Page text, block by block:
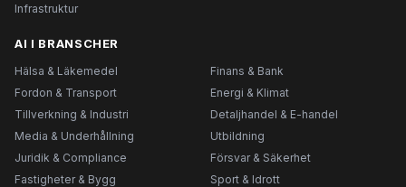
Infrastruktur
AI I BRANSCHER
Hälsa & Läkemedel
Finans & Bank
Fordon & Transport
Energi & Klimat
Tillverkning & Industri
Detaljhandel & E-handel
Media & Underhållning
Utbildning
Juridik & Compliance
Försvar & Säkerhet
Fastigheter & Bygg
Sport & Idrott